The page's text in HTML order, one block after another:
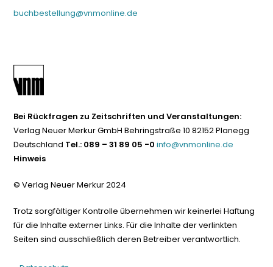
buchbestellung@vnmonline.de
Bei Rückfragen zu Zeitschriften und Veranstaltungen:
Verlag Neuer Merkur GmbH Behringstraße 10 82152 Planegg
Deutschland Tel.: 089 – 31 89 05 -0 info@vnmonline.de
Hinweis
© Verlag Neuer Merkur 2024
Trotz sorgfältiger Kontrolle übernehmen wir keinerlei Haftung
für die Inhalte externer Links. Für die Inhalte der verlinkten
Seiten sind ausschließlich deren Betreiber verantwortlich.